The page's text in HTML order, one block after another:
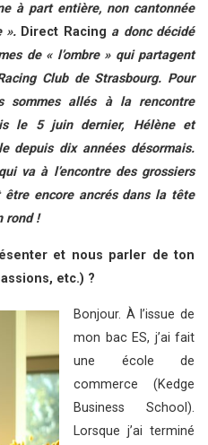
à part entière, non cantonnée
». Direct Racing a donc décidé
de « l’ombre » qui partagent
Club de Strasbourg. Pour
sommes allés à la rencontre
le 5 juin dernier, Hélène et
depuis dix années désormais.
va à l’encontre des grossiers
encore ancrés dans la tête
rond !
et nous parler de ton
etc.) ?
Bonjour. À l’issue de
mon bac ES, j’ai fait
une école de
commerce (Kedge
Business School).
Lorsque j’ai terminé